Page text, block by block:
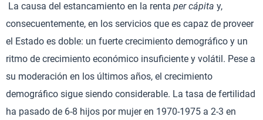
La causa del estancamiento en la renta per cápita y,
consecuentemente, en los servicios que es capaz de proveer
el Estado es doble: un fuerte crecimiento demográfico y un
ritmo de crecimiento económico insuficiente y volátil. Pese a
su moderación en los últimos años, el crecimiento
demográfico sigue siendo considerable. La tasa de fertilidad
ha pasado de 6-8 hijos por mujer en 1970-1975 a 2-3 en